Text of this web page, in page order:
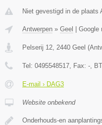
Niet gevestigd in de plaats
Antwerpen » Geel Google
Pelserij 12, 2440 Geel (
Tel: 0495548517, Fax: -,
E-mail › DAG3
Website onbekend
Onderhouds-en